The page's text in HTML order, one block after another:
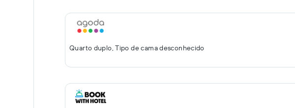
Quarto duplo, Tipo de cama desconhecido